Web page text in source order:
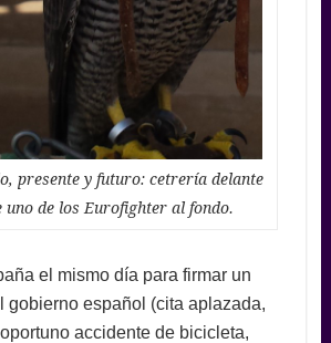
presente y futuro: cetrería delante
uno de los Eurofighter al fondo.
el mismo día para firmar un
gobierno español (cita aplazada,
accidente de bicicleta,